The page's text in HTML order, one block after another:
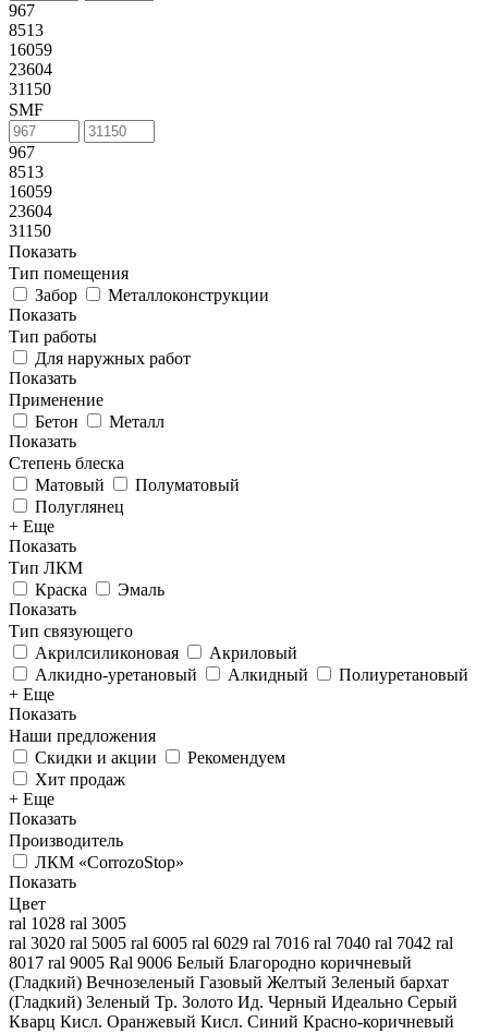
967
8513
16059
23604
31150
SMF
967
8513
16059
23604
31150
Показать
Тип помещения
Забор
Металлоконструкции
Показать
Тип работы
Для наружных работ
Показать
Применение
Бетон
Металл
Показать
Степень блеска
Матовый
Полуматовый
Полуглянец
+ Еще
Показать
Тип ЛКМ
Краска
Эмаль
Показать
Тип связующего
Акрилсиликоновая
Акриловый
Алкидно-уретановый
Алкидный
Полиуретановый
+ Еще
Показать
Наши предложения
Скидки и акции
Рекомендуем
Хит продаж
+ Еще
Показать
Производитель
ЛКМ «CorrozoStop»
Показать
Цвет
ral 1028 ral 3005
ral 3020 ral 5005 ral 6005 ral 6029 ral 7016 ral 7040 ral 7042 ral
8017 ral 9005 Ral 9006 Белый Благородно коричневый
(Гладкий) Вечнозеленый Газовый Желтый Зеленый бархат
(Гладкий) Зеленый Тр. Золото Ид. Черный Идеально Серый
Кварц Кисл. Оранжевый Кисл. Синий Красно-коричневый